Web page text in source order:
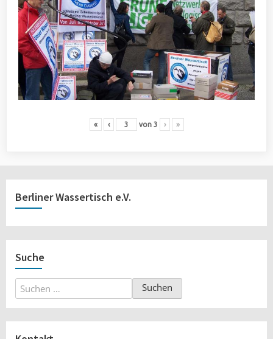
« ‹ von 3 › »
Berliner Wassertisch e.V.
Suche
Suchen
nach: